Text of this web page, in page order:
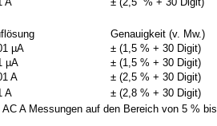
Genauigkeit (v. Mw.)
µA
± (1,5 % + 30 Digit)
µA
± (1,5 % + 30 Digit)
A
± (2,5 % + 30 Digit)
A
± (2,8 % + 30 Digit)
A Messungen auf den Bereich von 5 % bis